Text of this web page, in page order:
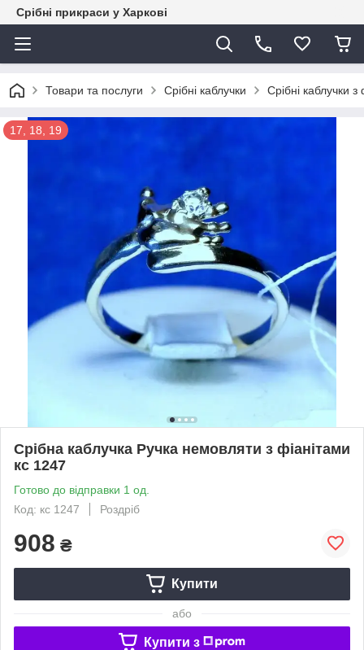
Срібні прикраси у Харкові
Товари та послуги Срібні каблучки Срібні каблучки з
17, 18, 19
Срібна каблучка Ручка немовляти з фіанітами
кс 1247
Готово до відправки 1 од.
Код: кс 1247
Роздріб
908 ₴
Купити
або
Купити з